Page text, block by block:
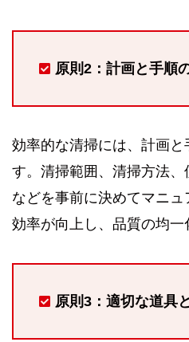
原則2：計画と手順
効率的な清掃には、計画
す。清掃範囲、清掃方法
などを事前に決めてマニ
効率が向上し、品質の均一
原則3：適切な道具